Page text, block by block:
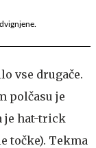
vse drugače.
polčasu je
je hat-trick
točke). Tekma